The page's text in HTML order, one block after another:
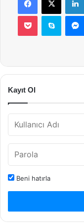
Pocket Skype
Kayıt Ol
Beni hatırla